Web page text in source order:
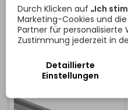
Schiebemechanismus. Sie
dient zur präzisen Führung
der Türen und trägt
gleichzeitig deren Gewicht
– daher ist es unerlässlich,
dass sie auf einem ebenen,
festen und stabilen
Untergrund montiert wird,
eine...
Preis
15,28 €
 In den Warenkorb
Durch Klicken auf „Ich
Marketing-Cookies und
Partner für personalisierte
Zustimmung jederzeit in
Detaillierte
Einstellungen